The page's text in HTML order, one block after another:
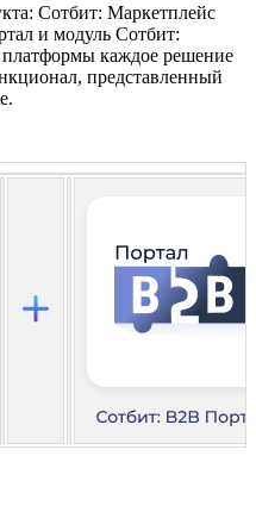
Сотбит: Маркетплейс
и модуль Сотбит:
платформы каждое решение
представленный